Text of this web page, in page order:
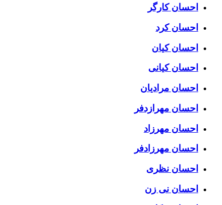
احسان کارگر
احسان کرد
احسان کیان
احسان کیانی
احسان مرادیان
احسان مهرازدفر
احسان مهرزاد
احسان مهرزادفر
احسان نظری
احسان نی زن